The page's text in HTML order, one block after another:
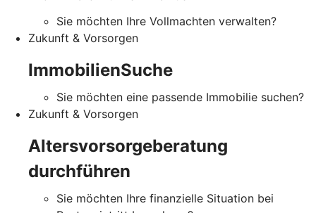
Sie möchten Ihre Vollmachten verwalten?
Zukunft & Vorsorgen
ImmobilienSuche
Sie möchten eine passende Immobilie suchen?
Zukunft & Vorsorgen
Altersvorsorgeberatung
durchführen
Sie möchten Ihre finanzielle Situation bei